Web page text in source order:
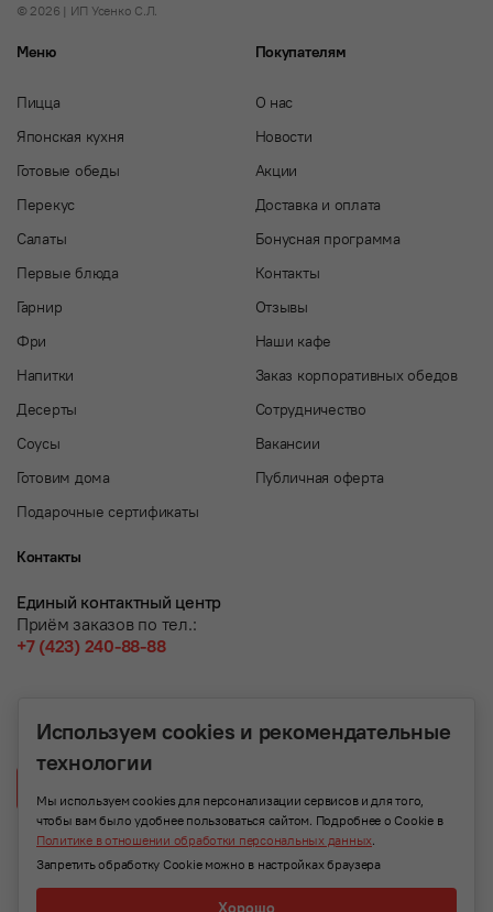
© 2026 | ИП Усенко С.Л.
Меню
Пицца
Японская кухня
Готовые обеды
Перекус
Салаты
Первые блюда
Гарнир
Фри
Напитки
Десерты
Соусы
Готовим дома
Подарочные сертификаты
Покупателям
О нас
Новости
Акции
Доставка и оплата
Бонусная программа
Контакты
Отзывы
Наши кафе
Заказ корпоративных обедов
Сотрудничество
Вакансии
Публичная оферта
Контакты
Единый контактный центр
Приём заказов по тел.:
+7 (423) 240-88-88
Используем cookies и рекомендательные
технологии
Мы используем cookies для персонализации сервисов и для того,
чтобы вам было удобнее пользоваться сайтом. Подробнее о Cookie в
Политике в отношении обработки персональных данных.
Запретить обработку Cookie можно в настройках браузера
Хорошо